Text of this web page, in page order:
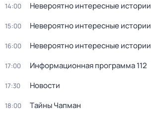
14:00 Невероятно интересные истории
15:00 Невероятно интересные истории
16:00 Невероятно интересные истории
17:00 Информационная программа 112
17:30 Новости
18:00 Тaйны Чапман